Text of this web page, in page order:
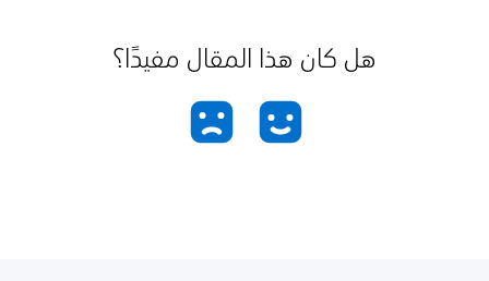
هل كان هذا المقال مفيدًا؟